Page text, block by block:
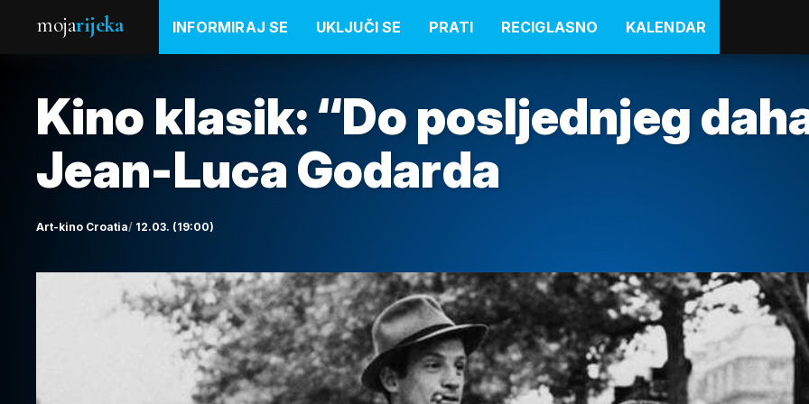
mojarijeka INFORMIRAJ SE UKLJUČI SE PRATI RECIGLASNO KALENDAR
Kino klasik: “Do posljednjeg
Jean-Luca Godarda
Art-kino Croatia 12.03. (19:00)